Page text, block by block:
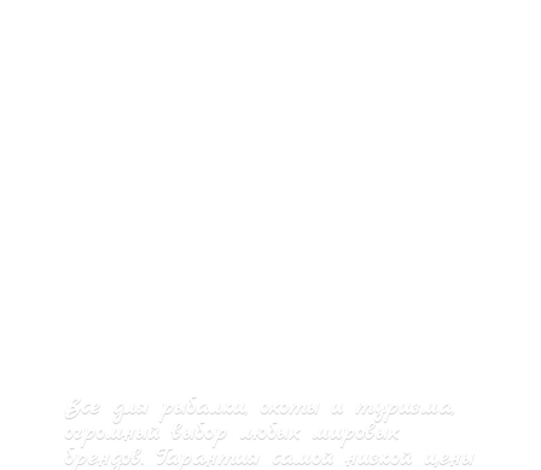
Все для рыбалки, охоты и туризма,
огромный выбор любых мировых
брендов. Гарантия самой низкой цены